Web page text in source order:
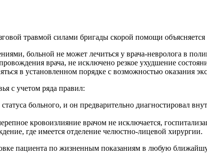
травмой силами бригады скорой помощи
больной не может лечиться у врача-невролога в
врача, не исключено резкое ухудшение
в установленном порядке с возможностью оказания
с учетом ряда правил:
больного, и он предварительно диагностировал
кровоизлияние врачом не исключается,
где имеется отделение челюстно-лицевой хирургии.
пациента по жизненным показаниям в любую